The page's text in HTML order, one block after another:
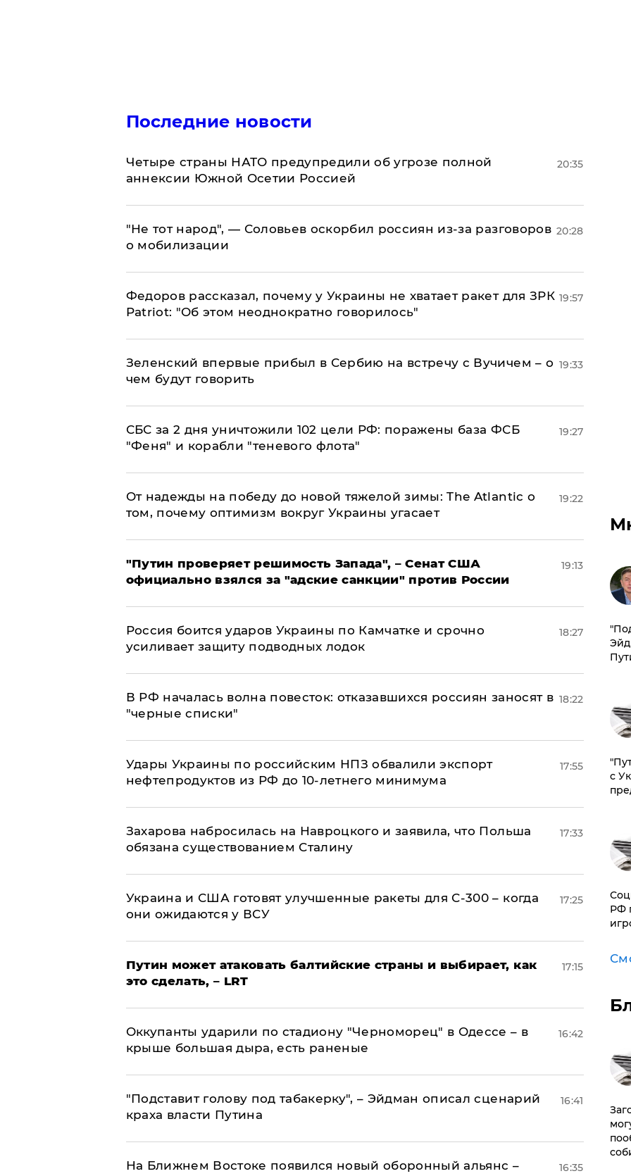
Последние новости
Четыре страны НАТО предупредили об угрозе полной
аннексии Южной Осетии Россией
20:35
​"Не тот народ", — Соловьев оскорбил россиян из-за разговоров
о мобилизации
20:28
Федоров рассказал, почему у Украины не хватает ракет для ЗРК
Patriot: "Об этом неоднократно говорилось"
19:57
Зеленский впервые прибыл в Сербию на встречу с Вучичем – о
чем будут говорить
19:33
СБС за 2 дня уничтожили 102 цели РФ: поражены база ФСБ
"Феня" и корабли "теневого флота"
19:27
От надежды на победу до новой тяжелой зимы: The Atlantic о
том, почему оптимизм вокруг Украины угасает
19:22
"Путин проверяет решимость Запада", – Сенат США
официально взялся за "адские санкции" против России
19:13
Россия боится ударов Украины по Камчатке и срочно
усиливает защиту подводных лодок
18:27
​В РФ началась волна повесток: отказавшихся россиян заносят в
"черные списки"
18:22
Удары Украины по российским НПЗ обвалили экспорт
нефтепродуктов из РФ до 10-летнего минимума
17:55
​Захарова набросилась на Навроцкого и заявила, что Польша
обязана существованием Сталину
17:33
Украина и США готовят улучшенные ракеты для С-300 – когда
они ожидаются у ВСУ
17:25
Путин может атаковать балтийские страны и выбирает, как
это сделать, – LRT
17:15
Оккупанты ударили по стадиону "Черноморец" в Одессе – в
крыше большая дыра, есть раненые
16:42
​"Подставит голову под табакерку", – Эйдман описал сценарий
краха власти Путина
16:41
На Ближнем Востоке появился новый оборонный альянс –
16:35
с
РФ